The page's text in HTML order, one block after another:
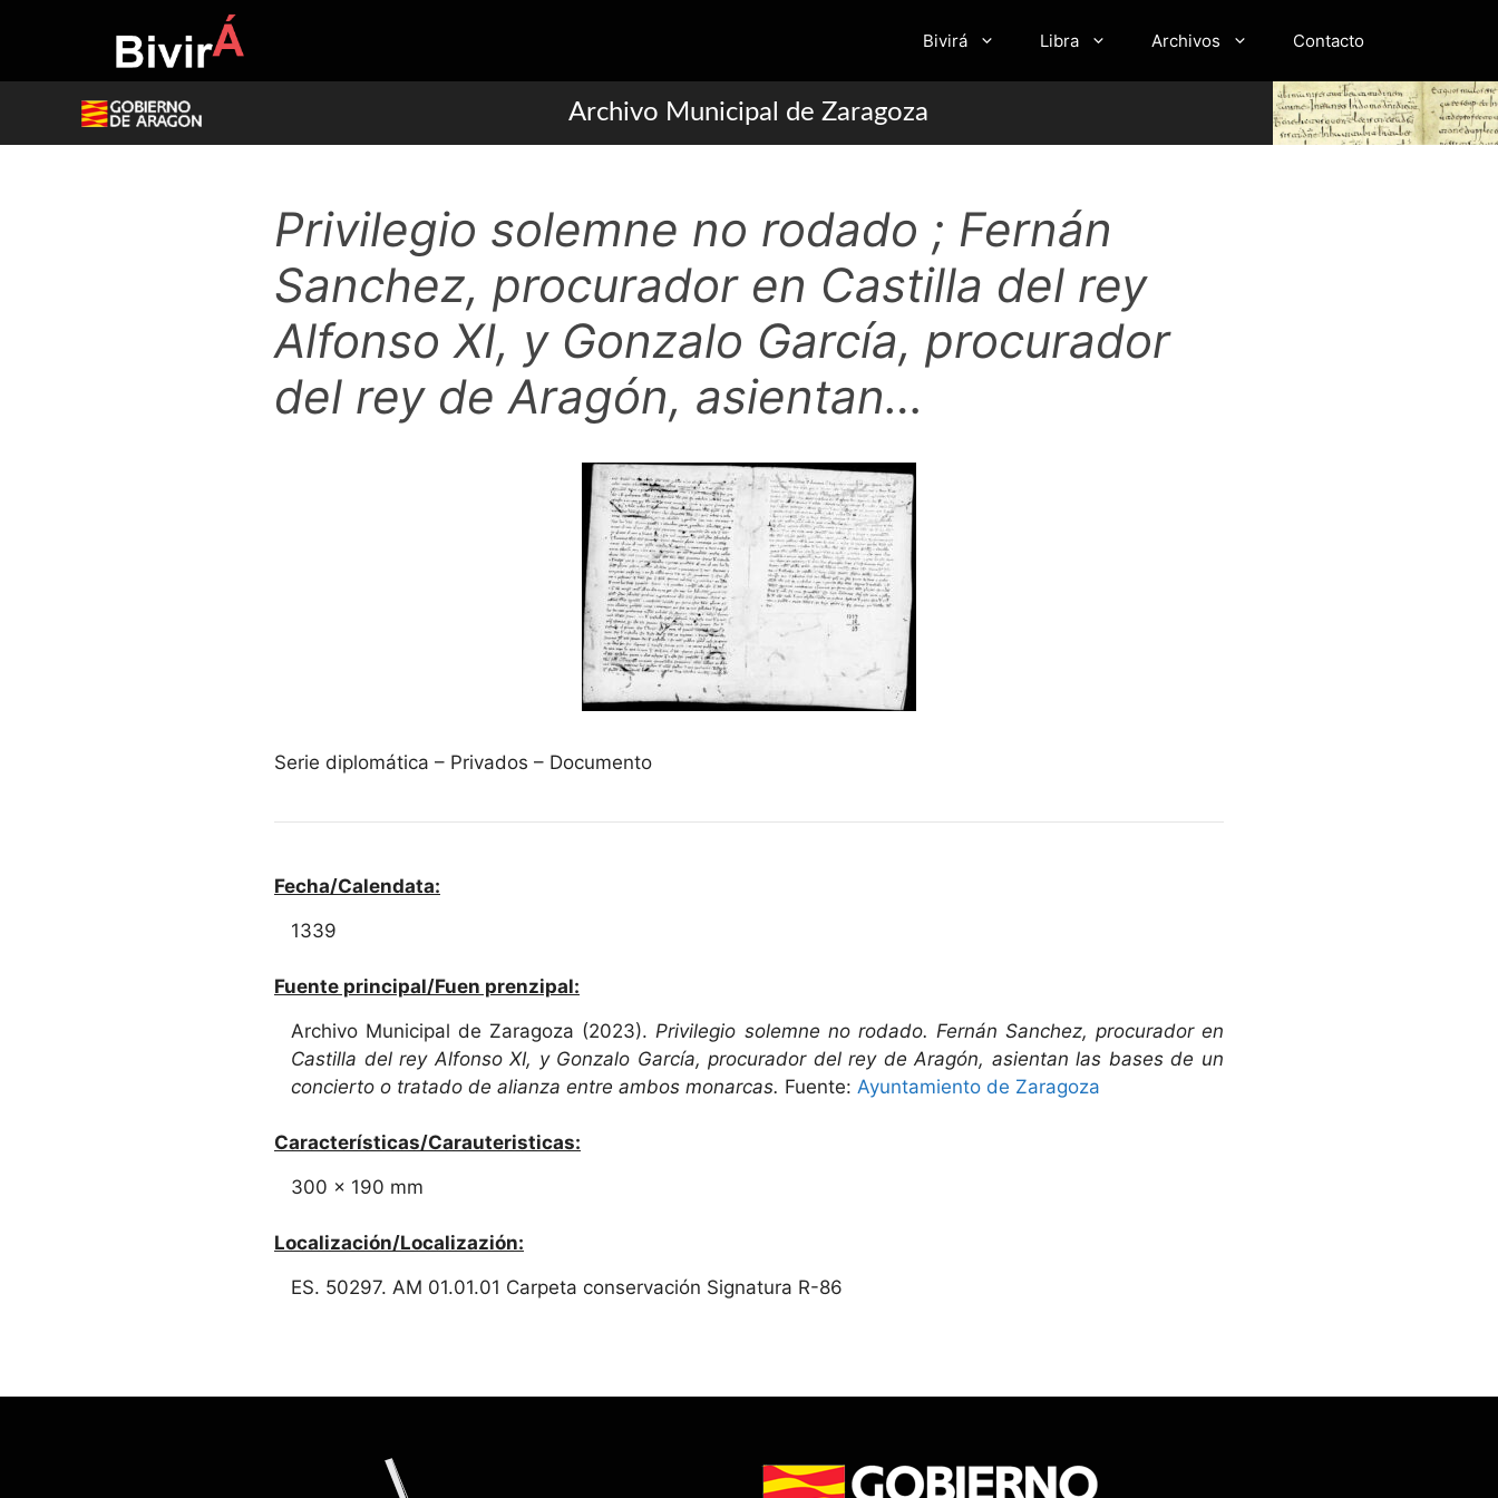
Bivirá Libra Archivos Contacto
Archivo Municipal de Zaragoza
Privilegio solemne no rodado ; Fernán
Sanchez, procurador en Castilla del rey
Alfonso XI, y Gonzalo García, procurador
del rey de Aragón, asientan…
Serie diplomática – Privados – Documento
Fecha/Calendata:
1339
Fuente principal/Fuen prenzipal:
Archivo Municipal de Zaragoza (2023). Privilegio solemne no rodado. Fernán Sanchez, procurador en
Castilla del rey Alfonso XI, y Gonzalo García, procurador del rey de Aragón, asientan las bases de un
concierto o tratado de alianza entre ambos monarcas. Fuente: Ayuntamiento de Zaragoza
Características/Carauteristicas:
300 x 190 mm
Localización/Localizazión:
ES. 50297. AM 01.01.01 Carpeta conservación Signatura R-86